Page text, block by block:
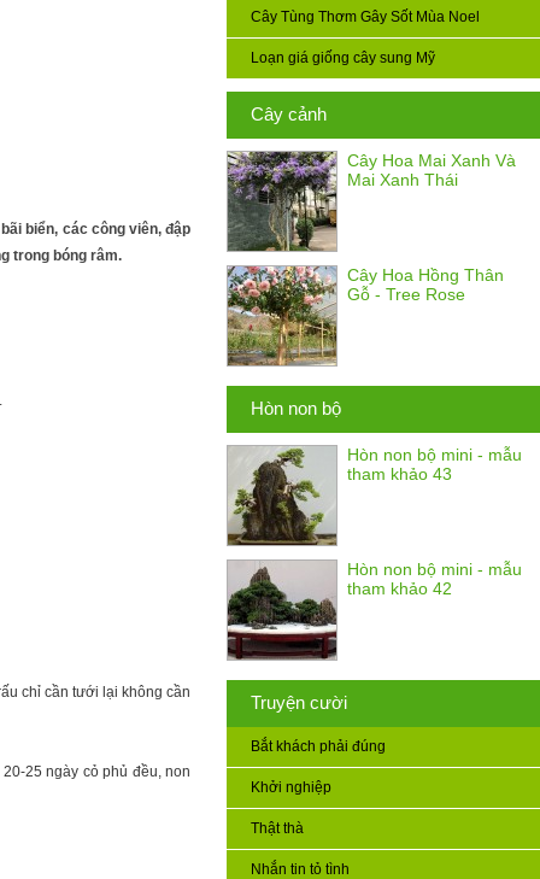
Cây Tùng Thơm Gây Sốt Mùa Noel
Loạn giá giống cây sung Mỹ
Cây cảnh
Cây Hoa Mai Xanh Và
Mai Xanh Thái
Cây Hoa Hồng Thân
Gỗ - Tree Rose
Hòn non bộ
Hòn non bộ mini - mẫu
tham khảo 43
Hòn non bộ mini - mẫu
tham khảo 42
Truyện cười
Bắt khách phải đúng
Khởi nghiệp
Thật thà
Nhắn tin tỏ tình
biển, các công viên, đập
trong bóng râm.
chỉ cần tưới lại không cần
25 ngày cỏ phủ đều, non